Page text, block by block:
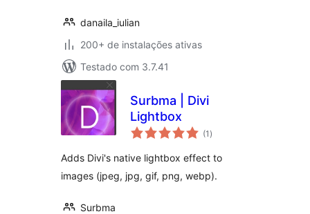
danaila_iulian
200+ de instalações ativas
Testado com 3.7.41
Surbma | Divi
Lightbox
(1 total
de
)
Adds Divi's native lightbox effect to
images (jpeg, jpg, gif, png, webp).
Surbma